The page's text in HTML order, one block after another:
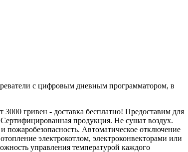
с цифровым дневным программатором, в
гривен - доставка бесплатно! Предоставим для
продукция. Не сушат воздух.
Автоматическое отключение
электрокотлом, электроконвекторами или
управления температурой каждого